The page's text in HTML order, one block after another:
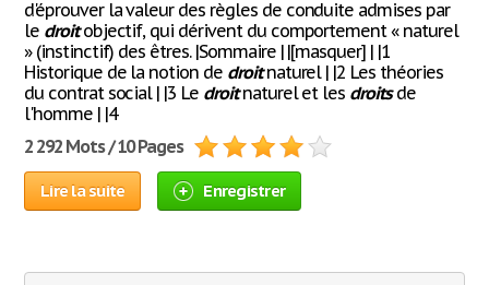
d'éprouver la valeur des règles de conduite admises par
le droitobjectif, qui dérivent du comportement « naturel
» (instinctif) des êtres. |Sommaire | |[masquer] | |1
Historique de la notion de droitnaturel | |2 Les théories
du contrat social | |3 Le droitnaturel et les droitsde
l'homme | |4
2 292 Mots / 10 Pages
Lire la suite Enregistrer